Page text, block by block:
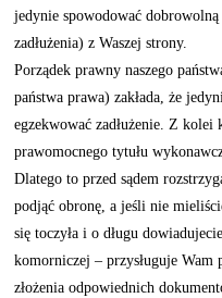
jedynie spowodować dobrowolną
zadłużenia) z Waszej strony.
Porządek prawny naszego
państwa prawa) zakłada, że
egzekwować zadłużenie. Z kolei
prawomocnego tytułu
Dlatego to przed sądem
podjąć obronę, a jeśli nie
się toczyła i o długu
komorniczej – przysługuje
złożenia odpowiednich